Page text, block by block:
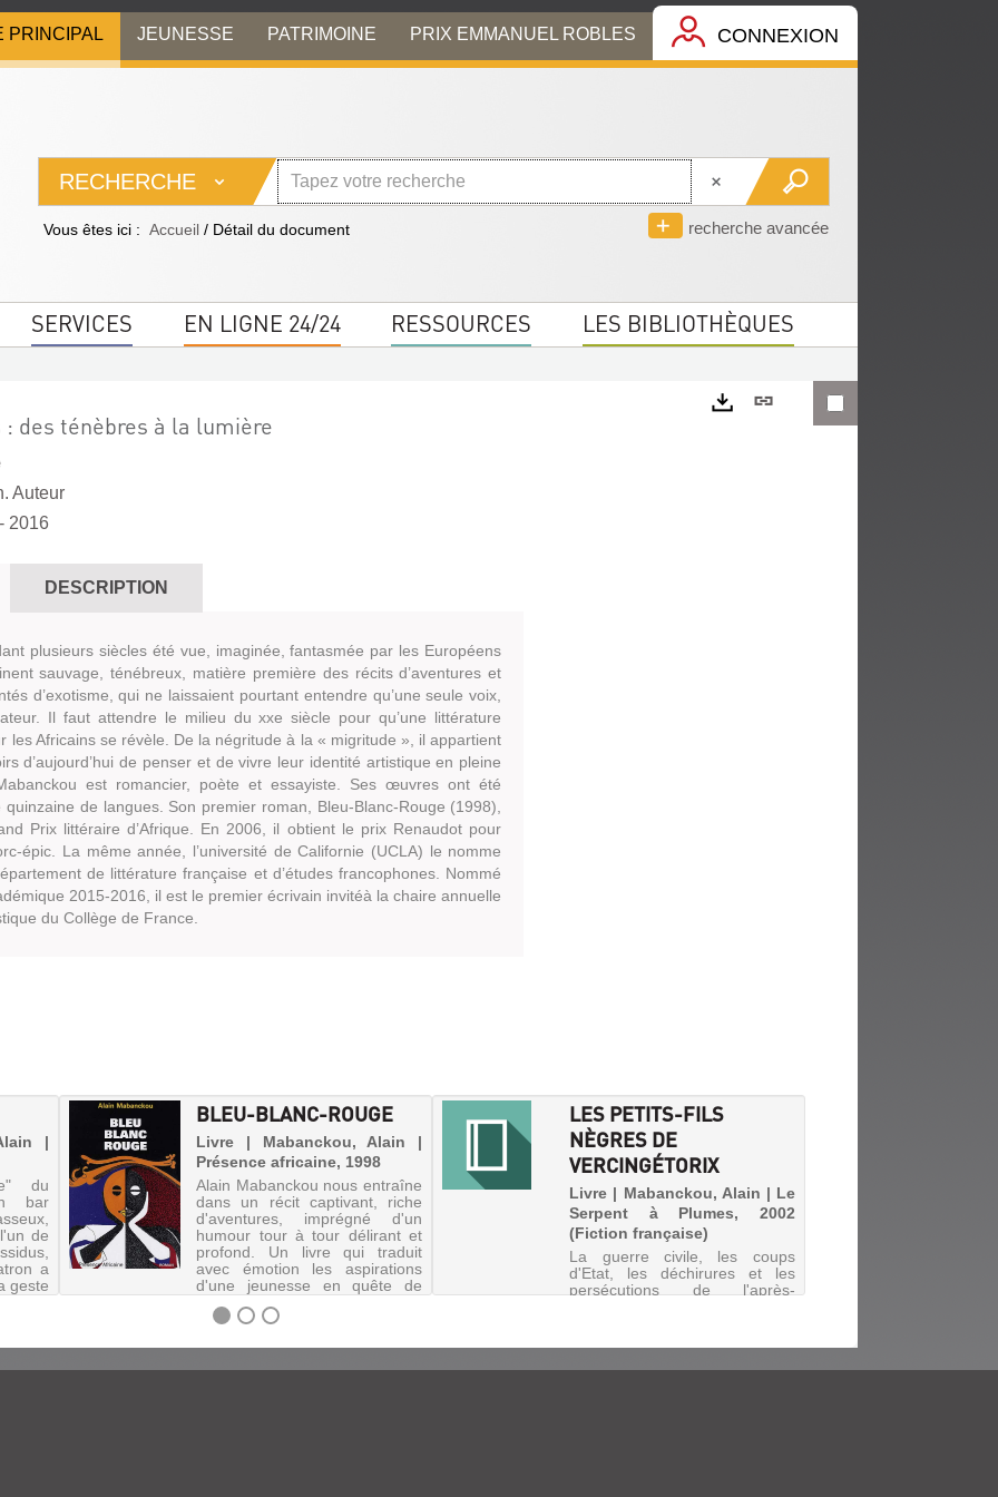
PRINCIPAL JEUNESSE PATRIMOINE PRIX EMMANUEL ROBLES CONNEXION
RECHERCHE
recherche avancée
Vous êtes ici : Accueil / Détail du document
SERVICES EN LIGNE 24/24 RESSOURCES LES BIBLIOTHÈQUES
des ténèbres à la lumière
Auteur
- 2016
DESCRIPTION
plusieurs siècles été vue, imaginée, fantasmée par les Européens
sauvage, ténébreux, matière première des récits d’aventures et
d’exotisme, qui ne laissaient pourtant entendre qu’une seule voix,
Il faut attendre le milieu du xxe siècle pour qu’une littérature
les Africains se révèle. De la négritude à la « migritude », il appartient
d’aujourd’hui de penser et de vivre leur identité artistique en pleine
est romancier, poète et essayiste. Ses œuvres ont été
de langues. Son premier roman, Bleu-Blanc-Rouge (1998),
Prix littéraire d’Afrique. En 2006, il obtient le prix Renaudot pour
épic. La même année, l’université de Californie (UCLA) le nomme
de littérature française et d’études francophones. Nommé
2015-2016, il est le premier écrivain invitéà la chaire annuelle
du Collège de France.
Lien
BLEU-BLANC-ROUGE
Livre | Mabanckou, Alain |
Présence africaine, 1998
Alain Mabanckou nous entraîne
dans un récit captivant, riche
d'aventures, imprégné d'un
humour tour à tour délirant et
profond. Un livre qui traduit
avec émotion les aspirations
d'une jeunesse en quête de
LES PETITS-FILS
NÈGRES DE
VERCINGÉTORIX
Livre | Mabanckou, Alain | Le
Serpent à Plumes, 2002
(Fiction française)
La guerre civile, les coups
d'Etat, les déchirures et les
persécutions de l'après-
y a une quinzaine d'ann...
|
du
bar
de
a
geste